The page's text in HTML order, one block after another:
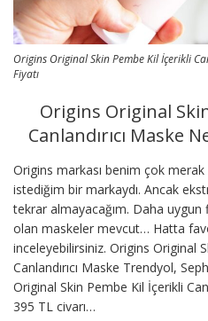
Origins Original Skin Pembe Kil İçerikli
Fiyatı
Origins Original
Canlandırıcı Maske
Origins markası benim çok
istediğim bir markaydı. Ancak
tekrar almayacağım. Daha uygun
olan maskeler mevcut… Hatta
inceleyebilirsiniz. Origins Original
Canlandırıcı Maske Trendyol,
Original Skin Pembe Kil İçerikli
395 TL civarı…